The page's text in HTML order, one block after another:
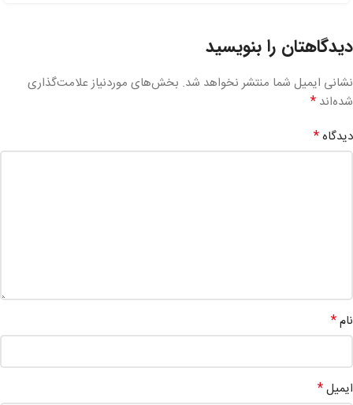
دیدگاهتان را بنویسید
نشانی ایمیل شما منتشر نخواهد شد. بخش‌های موردنیاز علامت‌گذاری
شده‌اند *
دیدگاه*
نام*
ایمیل*